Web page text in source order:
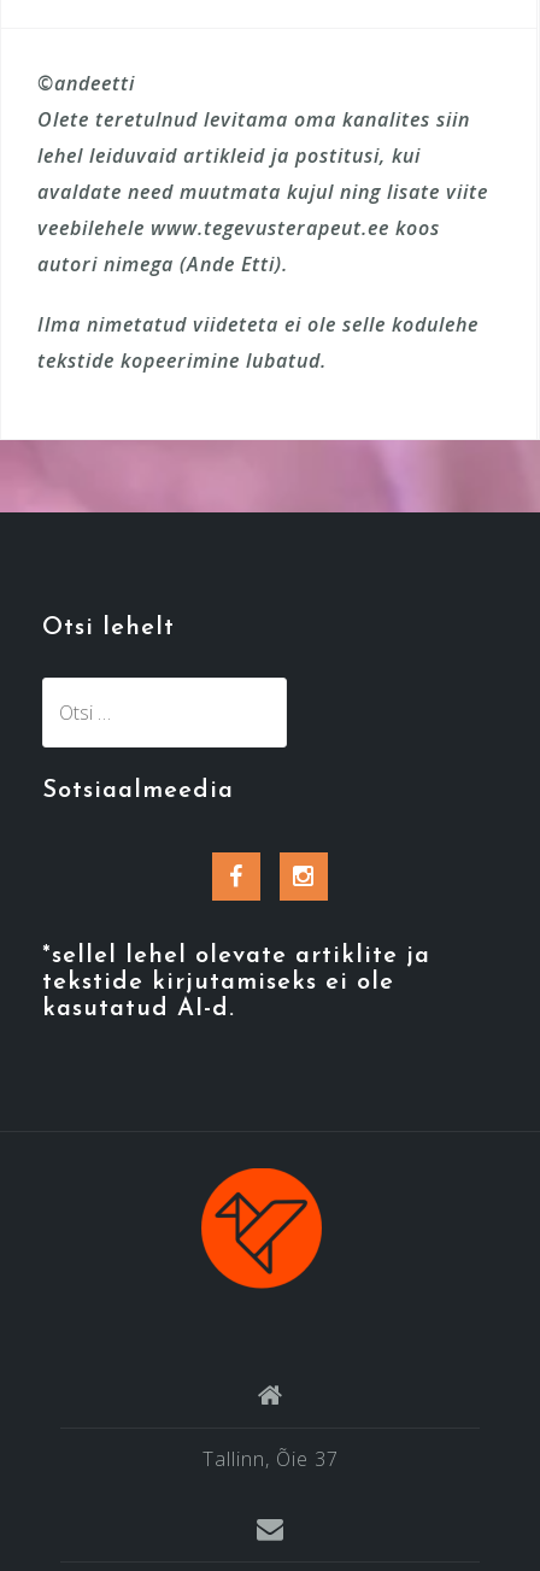
©andeetti
Olete teretulnud levitama oma kanalites siin
lehel leiduvaid artikleid ja postitusi, kui
avaldate need muutmata kujul ning lisate viite
veebilehele www.tegevusterapeut.ee koos
autori nimega (Ande Etti).
Ilma nimetatud viideteta ei ole selle kodulehe
tekstide kopeerimine lubatud.
Otsi lehelt
Sotsiaalmeedia
Facebook
*sellel lehel olevate artiklite ja
tekstide kirjutamiseks ei ole
kasutatud AI-d.
Tallinn, Õie 37